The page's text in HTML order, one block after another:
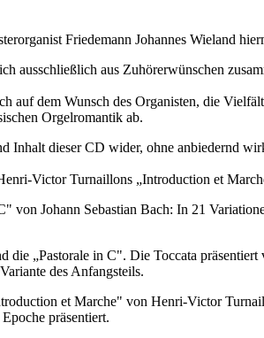
Friedemann Johannes Wieland
ausschließlich aus Zuhörerwünschen
auf dem Wunsch des Organisten, die
Orgelromantik ab.
dieser CD wider, ohne anbiedernd
Victor Turnaillons „Introduction et
von Johann Sebastian Bach: In 21
„Pastorale in C". Die Toccata
des Anfangsteils.
et Marche" von Henri-Victor
präsentiert.